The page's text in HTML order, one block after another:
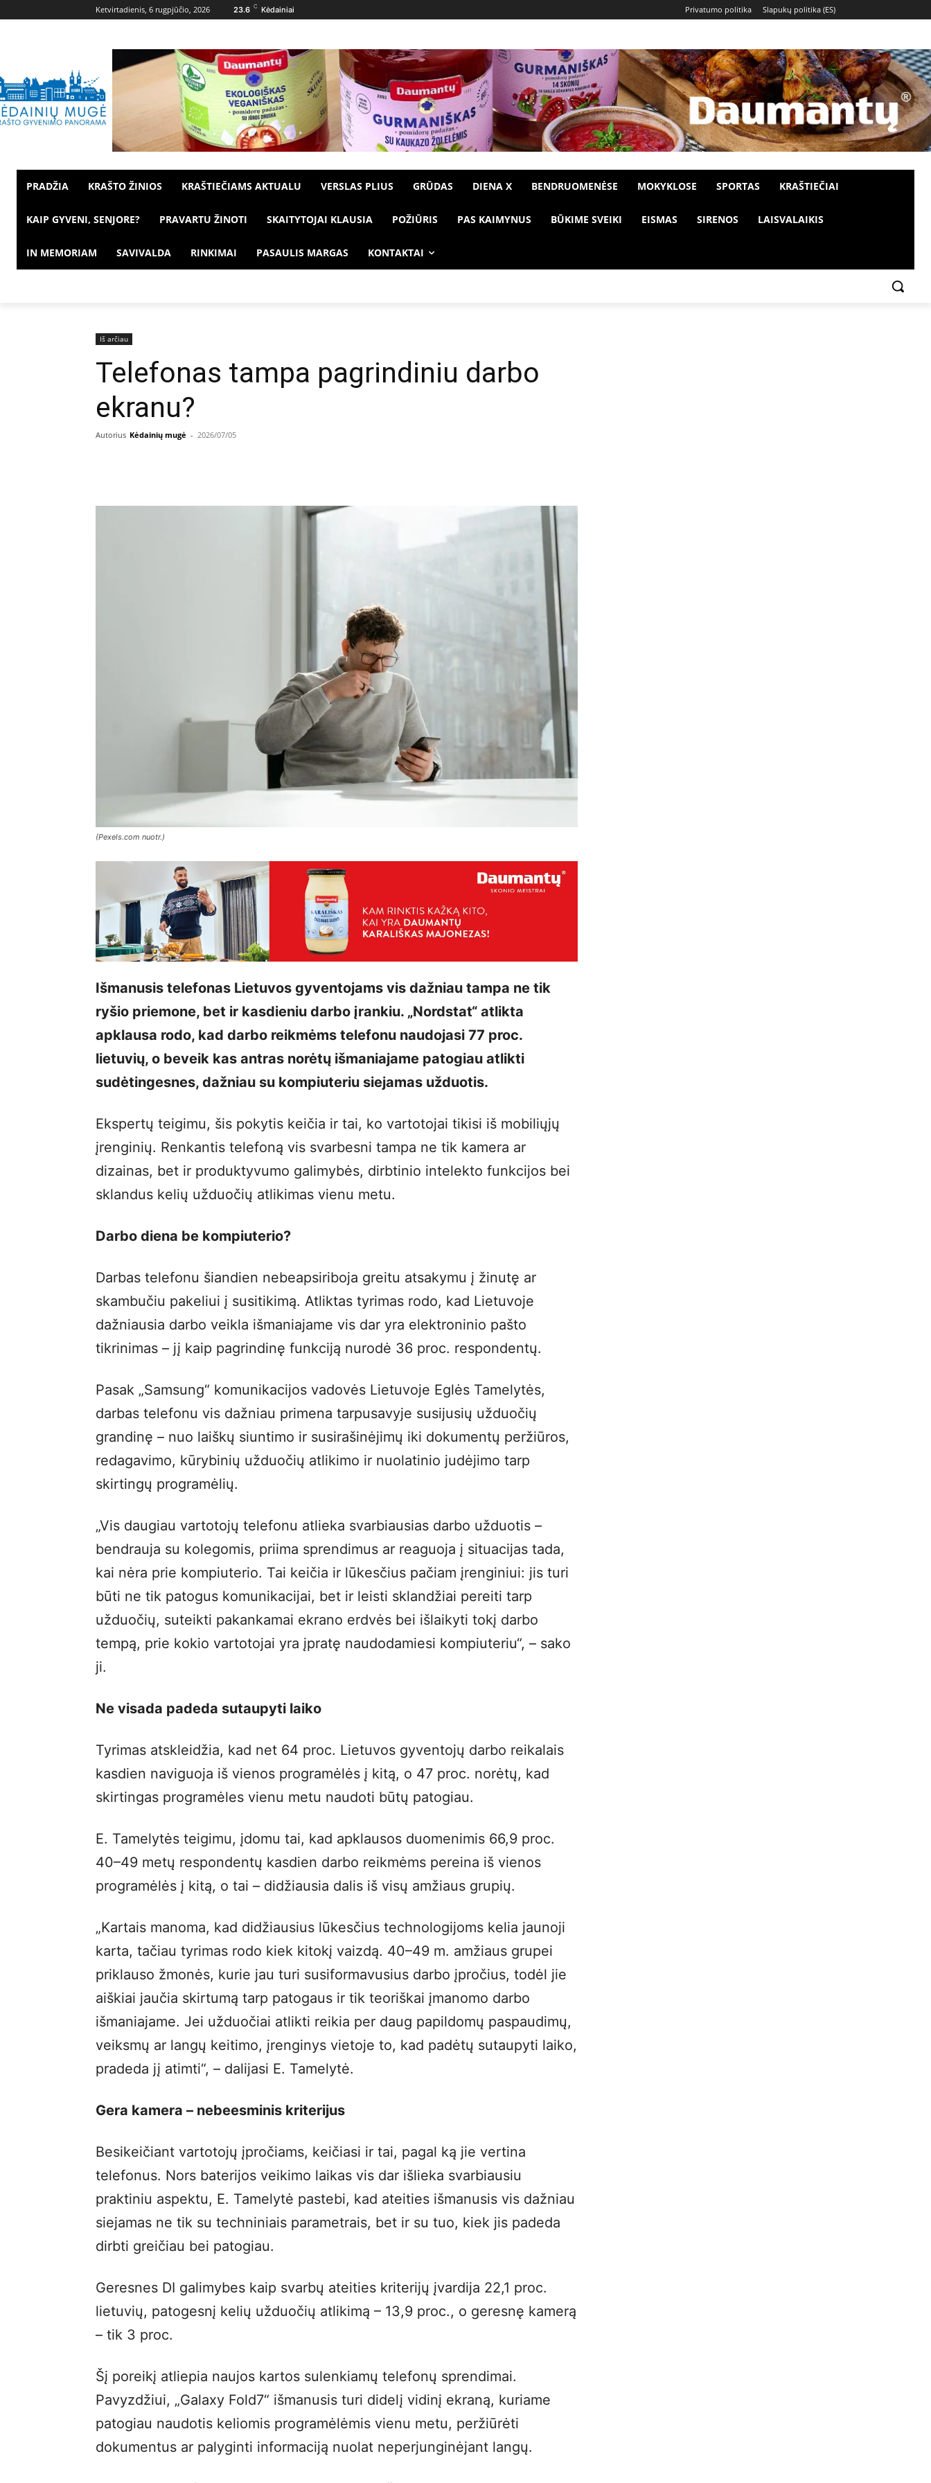
Ketvirtadienis, 6 rugpjūčio, 2026 23.6 C Kėdainiai Privatumo politika Slapukų politika (ES)
PRADŽIA KRAŠTO ŽINIOS KRAŠTIEČIAMS AKTUALU VERSLAS PLIUS GRŪDAS DIENA X BENDRUOMENĖSE MOKYKLOSE SPORTAS KRAŠTIEČIAI
KAIP GYVENI, SENJORE? PRAVARTU ŽINOTI SKAITYTOJAI KLAUSIA POŽIŪRIS PAS KAIMYNUS BŪKIME SVEIKI EISMAS SIRENOS LAISVALAIKIS
IN MEMORIAM SAVIVALDA RINKIMAI PASAULIS MARGAS KONTAKTAI
Iš arčiau
Telefonas tampa pagrindiniu darbo
ekranu?
Autorius Kėdainių mugė - 2026/07/05
(Pexels.com nuotr.)
Išmanusis telefonas Lietuvos gyventojams vis dažniau tampa ne tik
ryšio priemone, bet ir kasdieniu darbo įrankiu. „Nordstat“ atlikta
apklausa rodo, kad darbo reikmėms telefonu naudojasi 77 proc.
lietuvių, o beveik kas antras norėtų išmaniajame patogiau atlikti
sudėtingesnes, dažniau su kompiuteriu siejamas užduotis.
Ekspertų teigimu, šis pokytis keičia ir tai, ko vartotojai tikisi iš mobiliųjų
įrenginių. Renkantis telefoną vis svarbesni tampa ne tik kamera ar
dizainas, bet ir produktyvumo galimybės, dirbtinio intelekto funkcijos bei
sklandus kelių užduočių atlikimas vienu metu.
Darbo diena be kompiuterio?
Darbas telefonu šiandien nebeapsiriboja greitu atsakymu į žinutę ar
skambučiu pakeliui į susitikimą. Atliktas tyrimas rodo, kad Lietuvoje
dažniausia darbo veikla išmaniajame vis dar yra elektroninio pašto
tikrinimas – jį kaip pagrindinę funkciją nurodė 36 proc. respondentų.
Pasak „Samsung“ komunikacijos vadovės Lietuvoje Eglės Tamelytės,
darbas telefonu vis dažniau primena tarpusavyje susijusių užduočių
grandinę – nuo laiškų siuntimo ir susirašinėjimų iki dokumentų peržiūros,
redagavimo, kūrybinių užduočių atlikimo ir nuolatinio judėjimo tarp
skirtingų programėlių.
„Vis daugiau vartotojų telefonu atlieka svarbiausias darbo užduotis –
bendrauja su kolegomis, priima sprendimus ar reaguoja į situacijas tada,
kai nėra prie kompiuterio. Tai keičia ir lūkesčius pačiam įrenginiui: jis turi
būti ne tik patogus komunikacijai, bet ir leisti sklandžiai pereiti tarp
užduočių, suteikti pakankamai ekrano erdvės bei išlaikyti tokį darbo
tempą, prie kokio vartotojai yra įpratę naudodamiesi kompiuteriu“, – sako
ji.
Ne visada padeda sutaupyti laiko
Tyrimas atskleidžia, kad net 64 proc. Lietuvos gyventojų darbo reikalais
kasdien naviguoja iš vienos programėlės į kitą, o 47 proc. norėtų, kad
skirtingas programėles vienu metu naudoti būtų patogiau.
E. Tamelytės teigimu, įdomu tai, kad apklausos duomenimis 66,9 proc.
40–49 metų respondentų kasdien darbo reikmėms pereina iš vienos
programėlės į kitą, o tai – didžiausia dalis iš visų amžiaus grupių.
„Kartais manoma, kad didžiausius lūkesčius technologijoms kelia jaunoji
karta, tačiau tyrimas rodo kiek kitokį vaizdą. 40–49 m. amžiaus grupei
priklauso žmonės, kurie jau turi susiformavusius darbo įpročius, todėl jie
aiškiai jaučia skirtumą tarp patogaus ir tik teoriškai įmanomo darbo
išmaniajame. Jei užduočiai atlikti reikia per daug papildomų paspaudimų,
veiksmų ar langų keitimo, įrenginys vietoje to, kad padėtų sutaupyti laiko,
pradeda jį atimti“, – dalijasi E. Tamelytė.
Gera kamera – nebeesminis kriterijus
Besikeičiant vartotojų įpročiams, keičiasi ir tai, pagal ką jie vertina
telefonus. Nors baterijos veikimo laikas vis dar išlieka svarbiausiu
praktiniu aspektu, E. Tamelytė pastebi, kad ateities išmanusis vis dažniau
siejamas ne tik su techniniais parametrais, bet ir su tuo, kiek jis padeda
dirbti greičiau bei patogiau.
Geresnes DI galimybes kaip svarbų ateities kriterijų įvardija 22,1 proc.
lietuvių, patogesnį kelių užduočių atlikimą – 13,9 proc., o geresnę kamerą
– tik 3 proc.
Šį poreikį atliepia naujos kartos sulenkiamų telefonų sprendimai.
Pavyzdžiui, „Galaxy Fold7“ išmanusis turi didelį vidinį ekraną, kuriame
patogiau naudotis keliomis programėlėmis vienu metu, peržiūrėti
dokumentus ar palyginti informaciją nuolat neperjunginėjant langų.